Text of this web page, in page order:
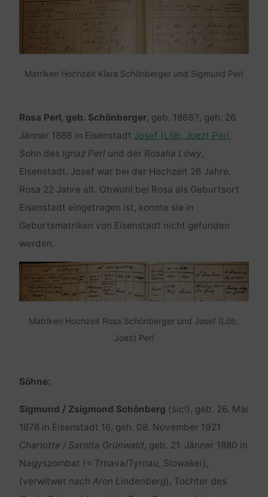
Matriken Hochzeit Klara Schönberger und Sigmund Perl
Rosa Perl, geb. Schönberger, geb. 1866?, geh. 26.
Jänner 1886 in Eisenstadt Josef (Löb, Joez) Perl,
Sohn des Ignaz Perl und der Rosalia Löwy,
Eisenstadt. Josef war bei der Hochzeit 26 Jahre,
Rosa 22 Jahre alt. Obwohl bei Rosa als Geburtsort
Eisenstadt eingetragen ist, konnte sie in
Geburtsmatriken von Eisenstadt nicht gefunden
werden.
Matriken Hochzeit Rosa Schönberger und Josef (Löb,
Joez) Perl
Söhne:
Sigmund / Zsigmond Schönberg (sic!), geb. 26. Mai
1878 in Eisenstadt 16, geh. 08. November 1921
Charlotte / Sarolta Grünwald, geb. 21. Jänner 1880 in
Nagyszombat (= Trnava/Tyrnau, Slowakei),
(verwitwet nach Aron Lindenberg), Tochter des